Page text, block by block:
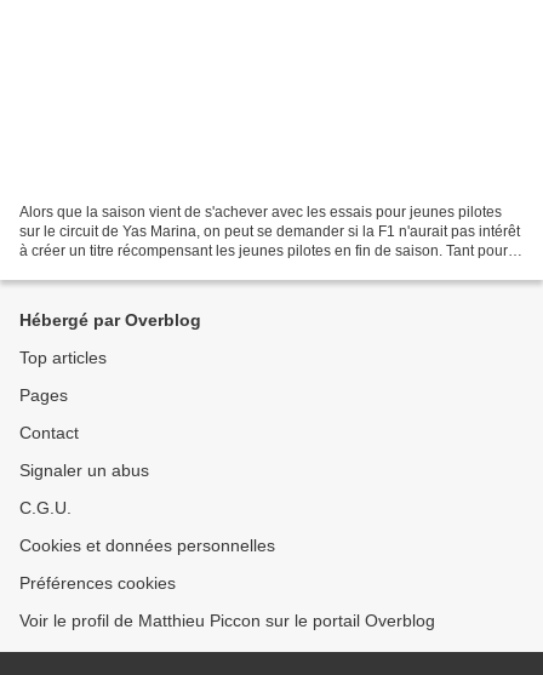
Alors que la saison vient de s'achever avec les essais pour jeunes pilotes
sur le circuit de Yas Marina, on peut se demander si la F1 n'aurait pas intérêt
à créer un titre récompensant les jeunes pilotes en fin de saison. Tant pour
Hébergé par Overblog
Top articles
Pages
Contact
Signaler un abus
C.G.U.
Cookies et données personnelles
Préférences cookies
Voir le profil de Matthieu Piccon sur le portail Overblog